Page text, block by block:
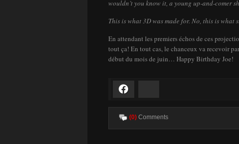
wouldn’t you know it, a young up-and-comer
This is what 3D was made for. No, this is what
En attendant les premiers échos de ces
tout ça! En tout cas, le chanceux va recevoir
début du mois de juin… Happy Birthday Joe!
(0) Comments